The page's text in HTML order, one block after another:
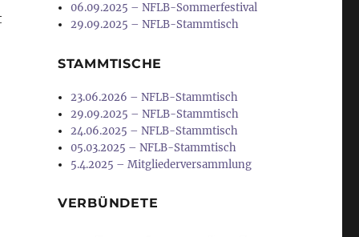
06.09.2025 – NFLB-Sommerfestival
29.09.2025 – NFLB-Stammtisch
STAMMTISCHE
23.06.2026 – NFLB-Stammtisch
29.09.2025 – NFLB-Stammtisch
24.06.2025 – NFLB-Stammtisch
05.03.2025 – NFLB-Stammtisch
5.4.2025 – Mitgliederversammlung
VERBÜNDETE